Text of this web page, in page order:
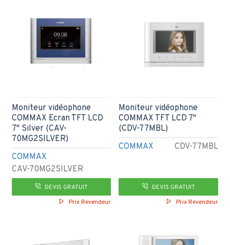
COMMAX
CAV-70MG2SILVER
Moniteur vidéophone
COMMAX Ecran TFT LCD
7" Silver (CAV-
70MG2SILVER)
DEVIS GRATUIT
Prix Revendeur
COMMAX CDV-77MBL
Moniteur vidéophone
COMMAX TFT LCD 7''
(CDV-77MBL)
DEVIS GRATUIT
Prix Revendeur